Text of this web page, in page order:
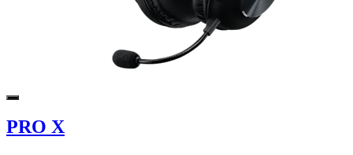
PRO X